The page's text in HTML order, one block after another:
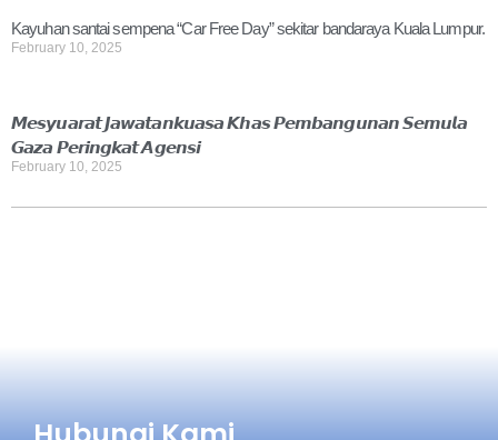
Kayuhan santai sempena “Car Free Day” sekitar bandaraya Kuala Lumpur.
February 10, 2025
𝙈𝙚𝙨𝙮𝙪𝙖𝙧𝙖𝙩 𝙅𝙖𝙬𝙖𝙩𝙖𝙣𝙠𝙪𝙖𝙨𝙖 𝙆𝙝𝙖𝙨 𝙋𝙚𝙢𝙗𝙖𝙣𝙜𝙪𝙣𝙖𝙣 𝙎𝙚𝙢𝙪𝙡𝙖
𝙂𝙖𝙯𝙖 𝙋𝙚𝙧𝙞𝙣𝙜𝙠𝙖𝙩 𝘼𝙜𝙚𝙣𝙨𝙞
February 10, 2025